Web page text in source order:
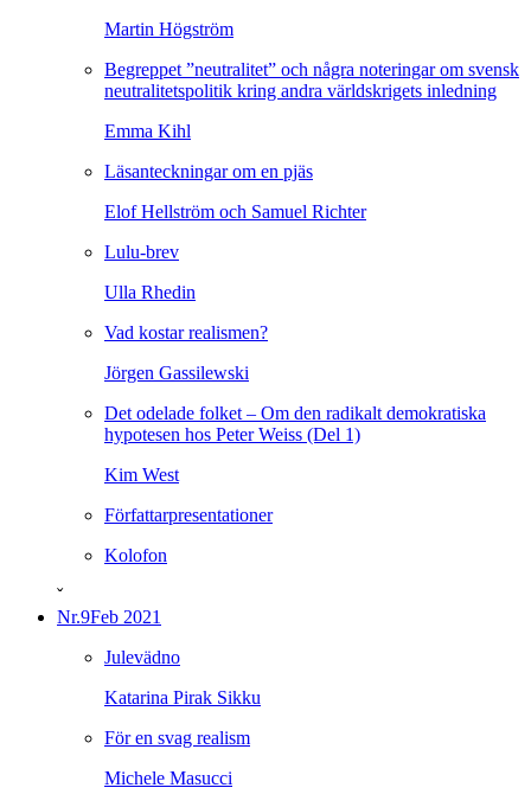
Martin Högström
Begreppet ”neutralitet” och några noteringar om svensk
neutralitetspolitik kring andra världskrigets inledning
Emma Kihl
Läsanteckningar om en pjäs
Elof Hellström och Samuel Richter
Lulu-brev
Ulla Rhedin
Vad kostar realismen?
Jörgen Gassilewski
Det odelade folket – Om den radikalt demokratiska
hypotesen hos Peter Weiss (Del 1)
Kim West
Författarpresentationer
Kolofon
ˇ
Nr.9Feb 2021
Julevädno
Katarina Pirak Sikku
För en svag realism
Michele Masucci